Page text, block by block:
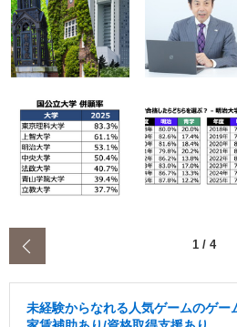
1 / 4
未経験からなれる人気ゲームのゲー